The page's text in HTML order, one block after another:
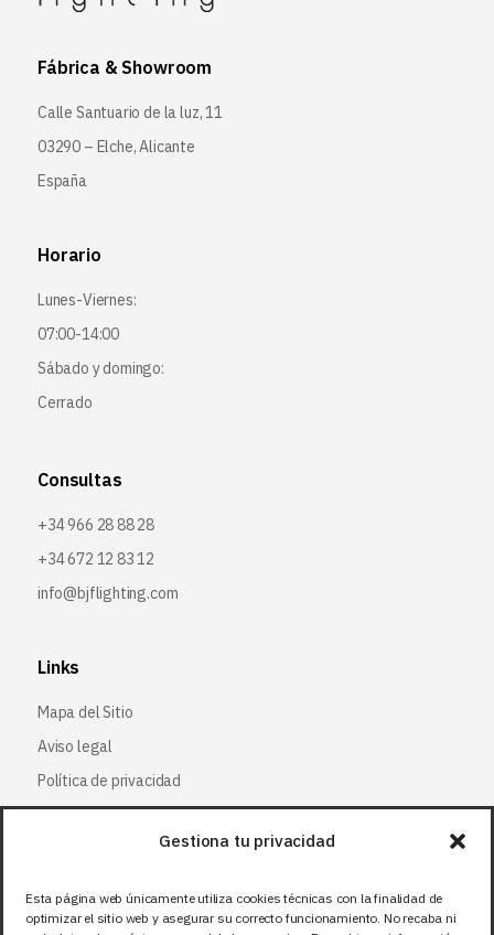
Gestiona tu privacidad
Esta página web únicamente utiliza cookies técnicas con la finalidad de
optimizar el sitio web y asegurar su correcto funcionamiento. No recaba ni
Fábrica & Showroom
Calle Santuario de la luz, 11
03290 – Elche, Alicante
España
Horario
Lunes-Viernes:
07:00-14:00
Sábado y domingo:
Cerrado
Consultas
+34 966 28 88 28
+34 672 12 83 12
info@bjflighting.com
Links
Mapa del Sitio
Aviso legal
Política de privacidad
Política de cookies
Síguenos